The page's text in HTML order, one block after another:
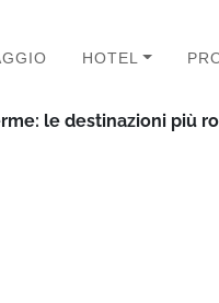
HOTEL
le destinazioni più